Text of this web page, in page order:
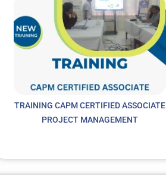
TRAINING CAPM CERTIFIED ASSOCIATE
PROJECT MANAGEMENT